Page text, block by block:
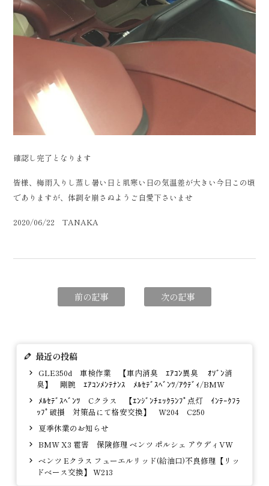
確認し完了となります
皆様、梅雨入りし蒸し暑い日と肌寒い日の気温差が大きい今日この頃
でありますが、体調を崩さぬようご自愛下さいませ
2020/06/22 TANAKA
前の記事 次の記事
最近の投稿
GLE350d 車検作業 【車内消臭 ｴｱｺﾝ異臭 ｵｿﾞﾝ消
臭】 剛腕 ｴｱｺﾝﾒﾝﾃﾅﾝｽ ﾒﾙｾﾃﾞｽﾍﾞﾝﾂ/ｱｳﾃﾞｨ/BMW
ﾒﾙｾﾃﾞｽﾍﾞﾝﾂ Cクラス 【ｴﾝｼﾞﾝﾁｪｯｸﾗﾝﾌﾟ点灯 ｲﾝﾃｰｸﾌﾗ
ｯﾌﾟ破損 対策品にて格安交換】 W204 C250
夏季休業のお知らせ
BMW X3 雹害 保険修理 ベンツ ポルシェ アウディVW
ベンツ Eクラス フューエルリッド(給油口)不良修理【リッ
ドベース交換】 W213